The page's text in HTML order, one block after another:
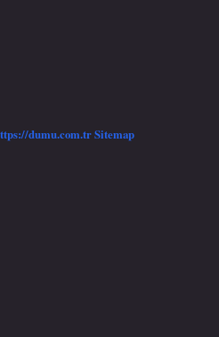
dumu.com.trSitemap